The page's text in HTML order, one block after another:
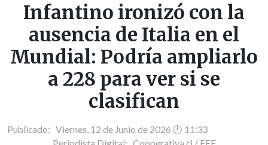
Infantino ironizó con la
ausencia de Italia en el
Mundial: Podría ampliarlo
a 228 para ver si se
clasifican
Publicado: Viernes, 12 de Junio de 2026 🕐 11:33